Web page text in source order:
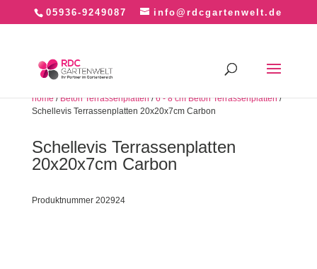
05936-9249087 info@rdcgartenwelt.de
home/Beton Terrassenplatten/6 - 8 cm Beton Terrassenplatten/
Schellevis Terrassenplatten 20x20x7cm Carbon
Schellevis Terrassenplatten
20x20x7cm Carbon
Produktnummer 202924